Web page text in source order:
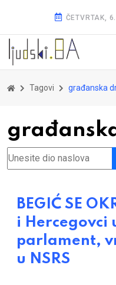
ČETVRTAK,
Tagovi građanska
Unesite dio naslova
BEGIĆ SE
i Hercegovci
parlament,
u NSRS